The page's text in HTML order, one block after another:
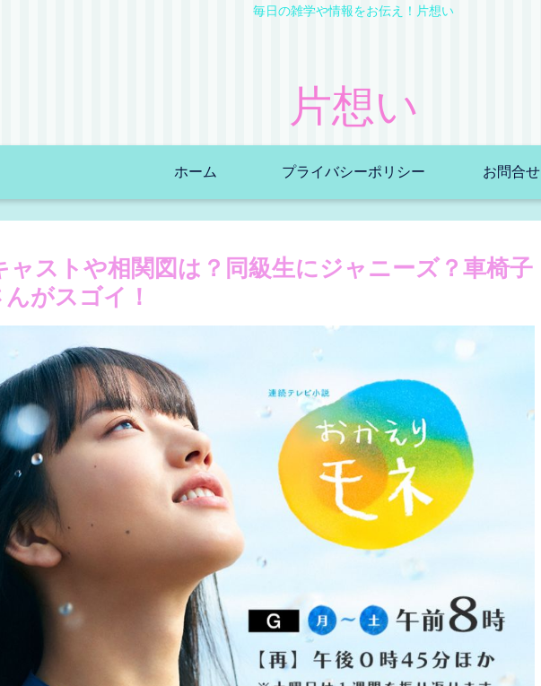
毎日の雑学や情報をお伝え！片想い
片想い
ホーム プライバシーポリシー お問合せ
ストや相関図は？同級生にジャニーズ？車椅子
がスゴイ！